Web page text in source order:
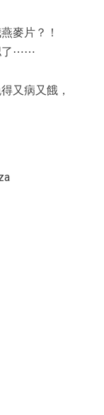
麥片？！
了⋯⋯
又病又餓，